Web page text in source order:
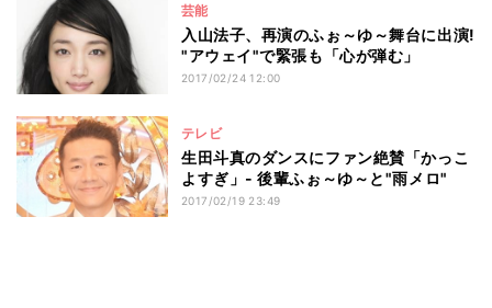
芸能
入山法子、再演のふぉ～ゆ～舞台に出演!
"アウェイ"で緊張も「心が弾む」
2017/02/24 12:00
テレビ
生田斗真のダンスにファン絶賛「かっこ
よすぎ」- 後輩ふぉ～ゆ～と"雨メロ"
2017/02/19 23:49